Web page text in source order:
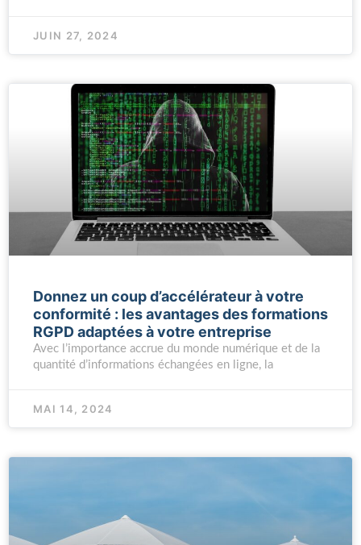
JUIN 27, 2024
Donnez un coup d’accélérateur à votre
conformité : les avantages des formations
RGPD adaptées à votre entreprise
Avec l’importance accrue du monde numérique et de la
quantité d’informations échangées en ligne, la
MAI 14, 2024